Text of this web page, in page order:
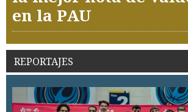
en la PAU
REPORTAJES